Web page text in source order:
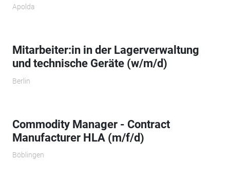
Apolda
Mitarbeiter:in in der Lagerverwaltung
und technische Geräte (w/m/d)
Berlin
Commodity Manager - Contract
Manufacturer HLA (m/f/d)
Böblingen